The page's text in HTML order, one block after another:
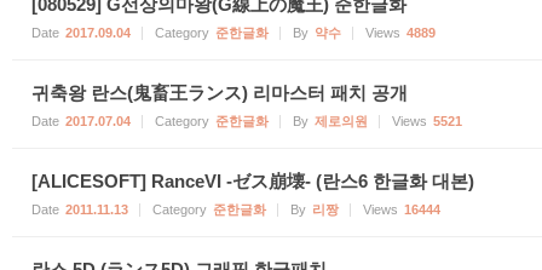
[080529] G선상의마왕(G線上の魔王) 준한글화
Date 2017.09.04 Category 준한글화 By 약수 Views 4889
귀축왕 란스(鬼畜王ランス) 리마스터 패치 공개
Date 2017.07.04 Category 준한글화 By 제로의원 Views 5521
[ALICESOFT] RanceVI -ゼス崩壊- (란스6 한글화 대본)
Date 2011.11.13 Category 준한글화 By 리짱 Views 16444